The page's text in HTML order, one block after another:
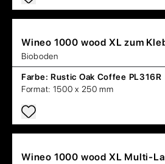
Wineo 1000 wood XL zum
Bioboden
Farbe: Rustic Oak Coffee PL316R
Format: 1500 x 250 mm
Wineo 1000 wood XL Multi-